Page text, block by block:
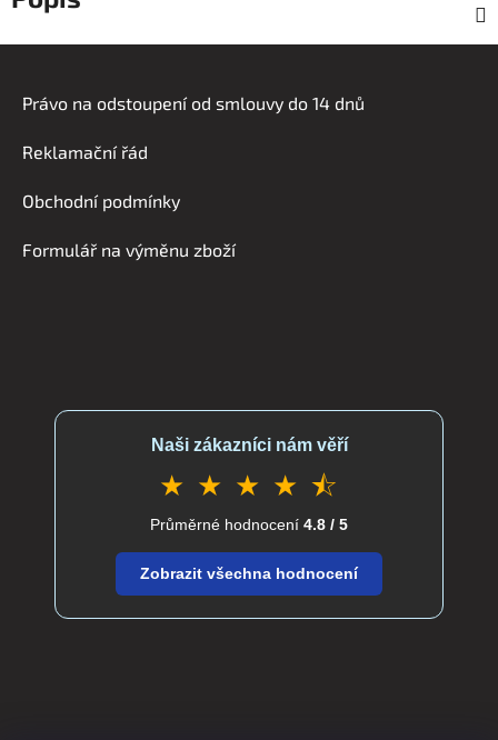
Právo na odstoupení od smlouvy do 14 dnů
Reklamační řád
Obchodní podmínky
Formulář na výměnu zboží
Naši zákazníci nám věří
★ ★ ★ ★ ⯪
Průměrné hodnocení 4.8 / 5
Zobrazit všechna hodnocení